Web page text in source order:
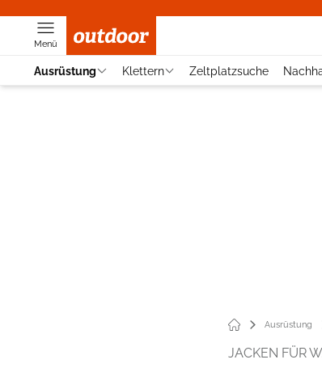
Menü
Ausrüstung Klettern Zeltplatzsuche
Ausrüstung
JACKEN FÜR